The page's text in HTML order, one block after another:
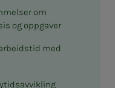
om
og oppgaver
med